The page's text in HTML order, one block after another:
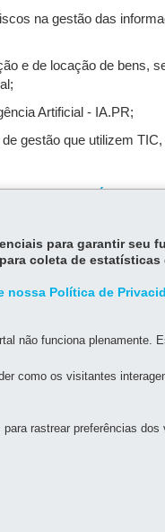
na gestão das
e de locação de
Artificial - IA.PR;
gestão que utilizem
DO PARANÁ
DE
para garantir seu
coleta de
nossa Política de
não funciona plenamente.
como os visitantes
rastrear preferências